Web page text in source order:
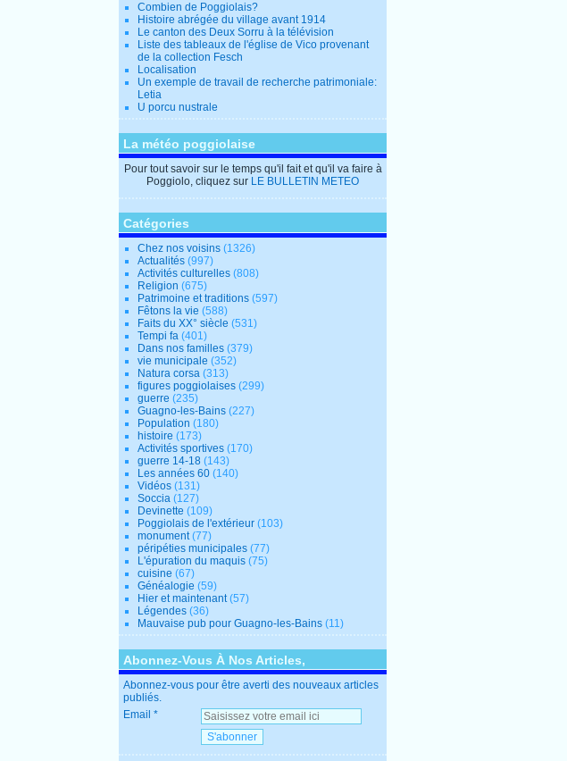
Combien de Poggiolais?
Histoire abrégée du village avant 1914
Le canton des Deux Sorru à la télévision
Liste des tableaux de l'église de Vico provenant
de la collection Fesch
Localisation
Un exemple de travail de recherche patrimoniale:
Letia
U porcu nustrale
La météo poggiolaise
Pour tout savoir sur le temps qu'il fait et qu'il va faire à
Poggiolo, cliquez sur LE BULLETIN METEO
Catégories
Chez nos voisins (1326)
Actualités (997)
Activités culturelles (808)
Religion (675)
Patrimoine et traditions (597)
Fêtons la vie (588)
Faits du XX° siècle (531)
Tempi fa (401)
Dans nos familles (379)
vie municipale (352)
Natura corsa (313)
figures poggiolaises (299)
guerre (235)
Guagno-les-Bains (227)
Population (180)
histoire (173)
Activités sportives (170)
guerre 14-18 (143)
Les années 60 (140)
Vidéos (131)
Soccia (127)
Devinette (109)
Poggiolais de l'extérieur (103)
monument(77)
péripéties municipales (77)
L'épuration du maquis (75)
cuisine (67)
Généalogie (59)
Hier et maintenant(57)
Légendes (36)
Mauvaise pub pour Guagno-les-Bains (11)
Abonnez-Vous À Nos Articles,
Abonnez-vous pour être averti des nouveaux articles
publiés.
Email